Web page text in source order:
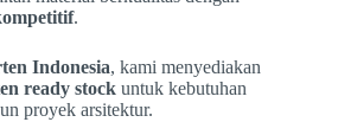
.
Indonesia, kami menyediakan
ready stock untuk kebutuhan
proyek arsitektur.